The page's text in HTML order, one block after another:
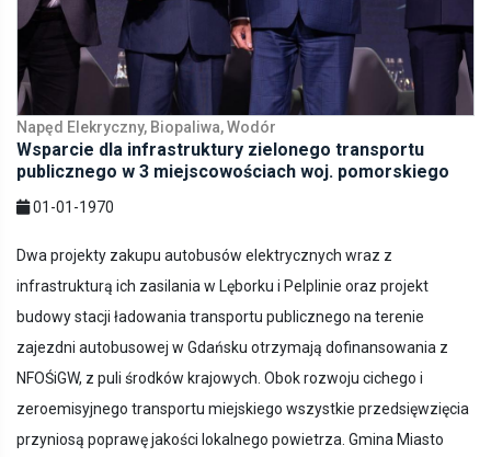
Napęd Elekryczny, Biopaliwa, Wodór
Wsparcie dla infrastruktury zielonego transportu
publicznego w 3 miejscowościach woj. pomorskiego
01-01-1970
Dwa projekty zakupu autobusów elektrycznych wraz z
infrastrukturą ich zasilania w Lęborku i Pelplinie oraz projekt
budowy stacji ładowania transportu publicznego na terenie
zajezdni autobusowej w Gdańsku otrzymają dofinansowania z
NFOŚiGW, z puli środków krajowych. Obok rozwoju cichego i
zeroemisyjnego transportu miejskiego wszystkie przedsięwzięcia
przyniosą poprawę jakości lokalnego powietrza. Gmina Miasto